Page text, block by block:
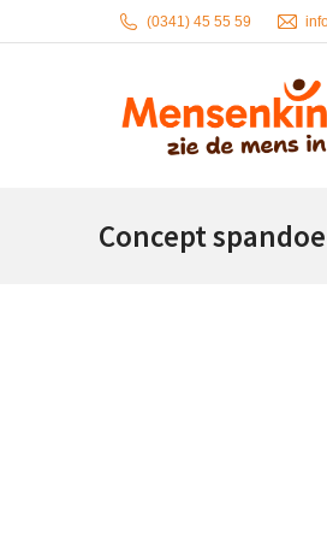
(0341) 45 55 59
Concept